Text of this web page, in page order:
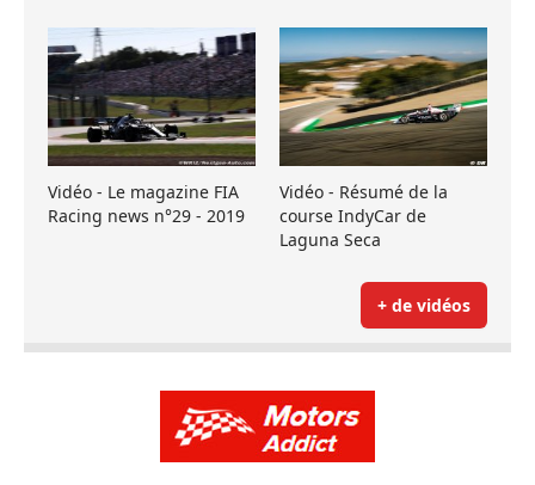
Vidéo - Le magazine FIA
Racing news n°29 - 2019
Vidéo - Résumé de la
course IndyCar de
Laguna Seca
+ de vidéos